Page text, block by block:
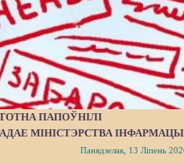
ПАПОЎНІЛІ
МІНІСТЭРСТВА
Панядзелак, 13 Ліпень